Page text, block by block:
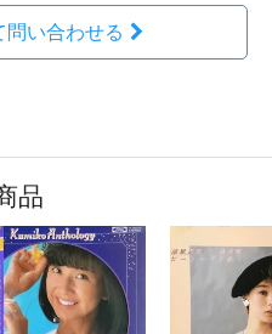
問い合わせる
品